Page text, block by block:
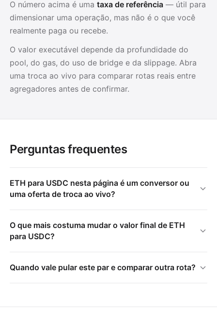
O número acima é uma taxa de referência — útil para
dimensionar uma operação, mas não é o que você
realmente paga ou recebe.
O valor executável depende da profundidade do
pool, do gas, do uso de bridge e da slippage. Abra
uma troca ao vivo para comparar rotas reais entre
agregadores antes de confirmar.
Perguntas frequentes
ETH para USDC nesta página é um conversor ou
uma oferta de troca ao vivo?
O que mais costuma mudar o valor final de ETH
para USDC?
Quando vale pular este par e comparar outra rota?